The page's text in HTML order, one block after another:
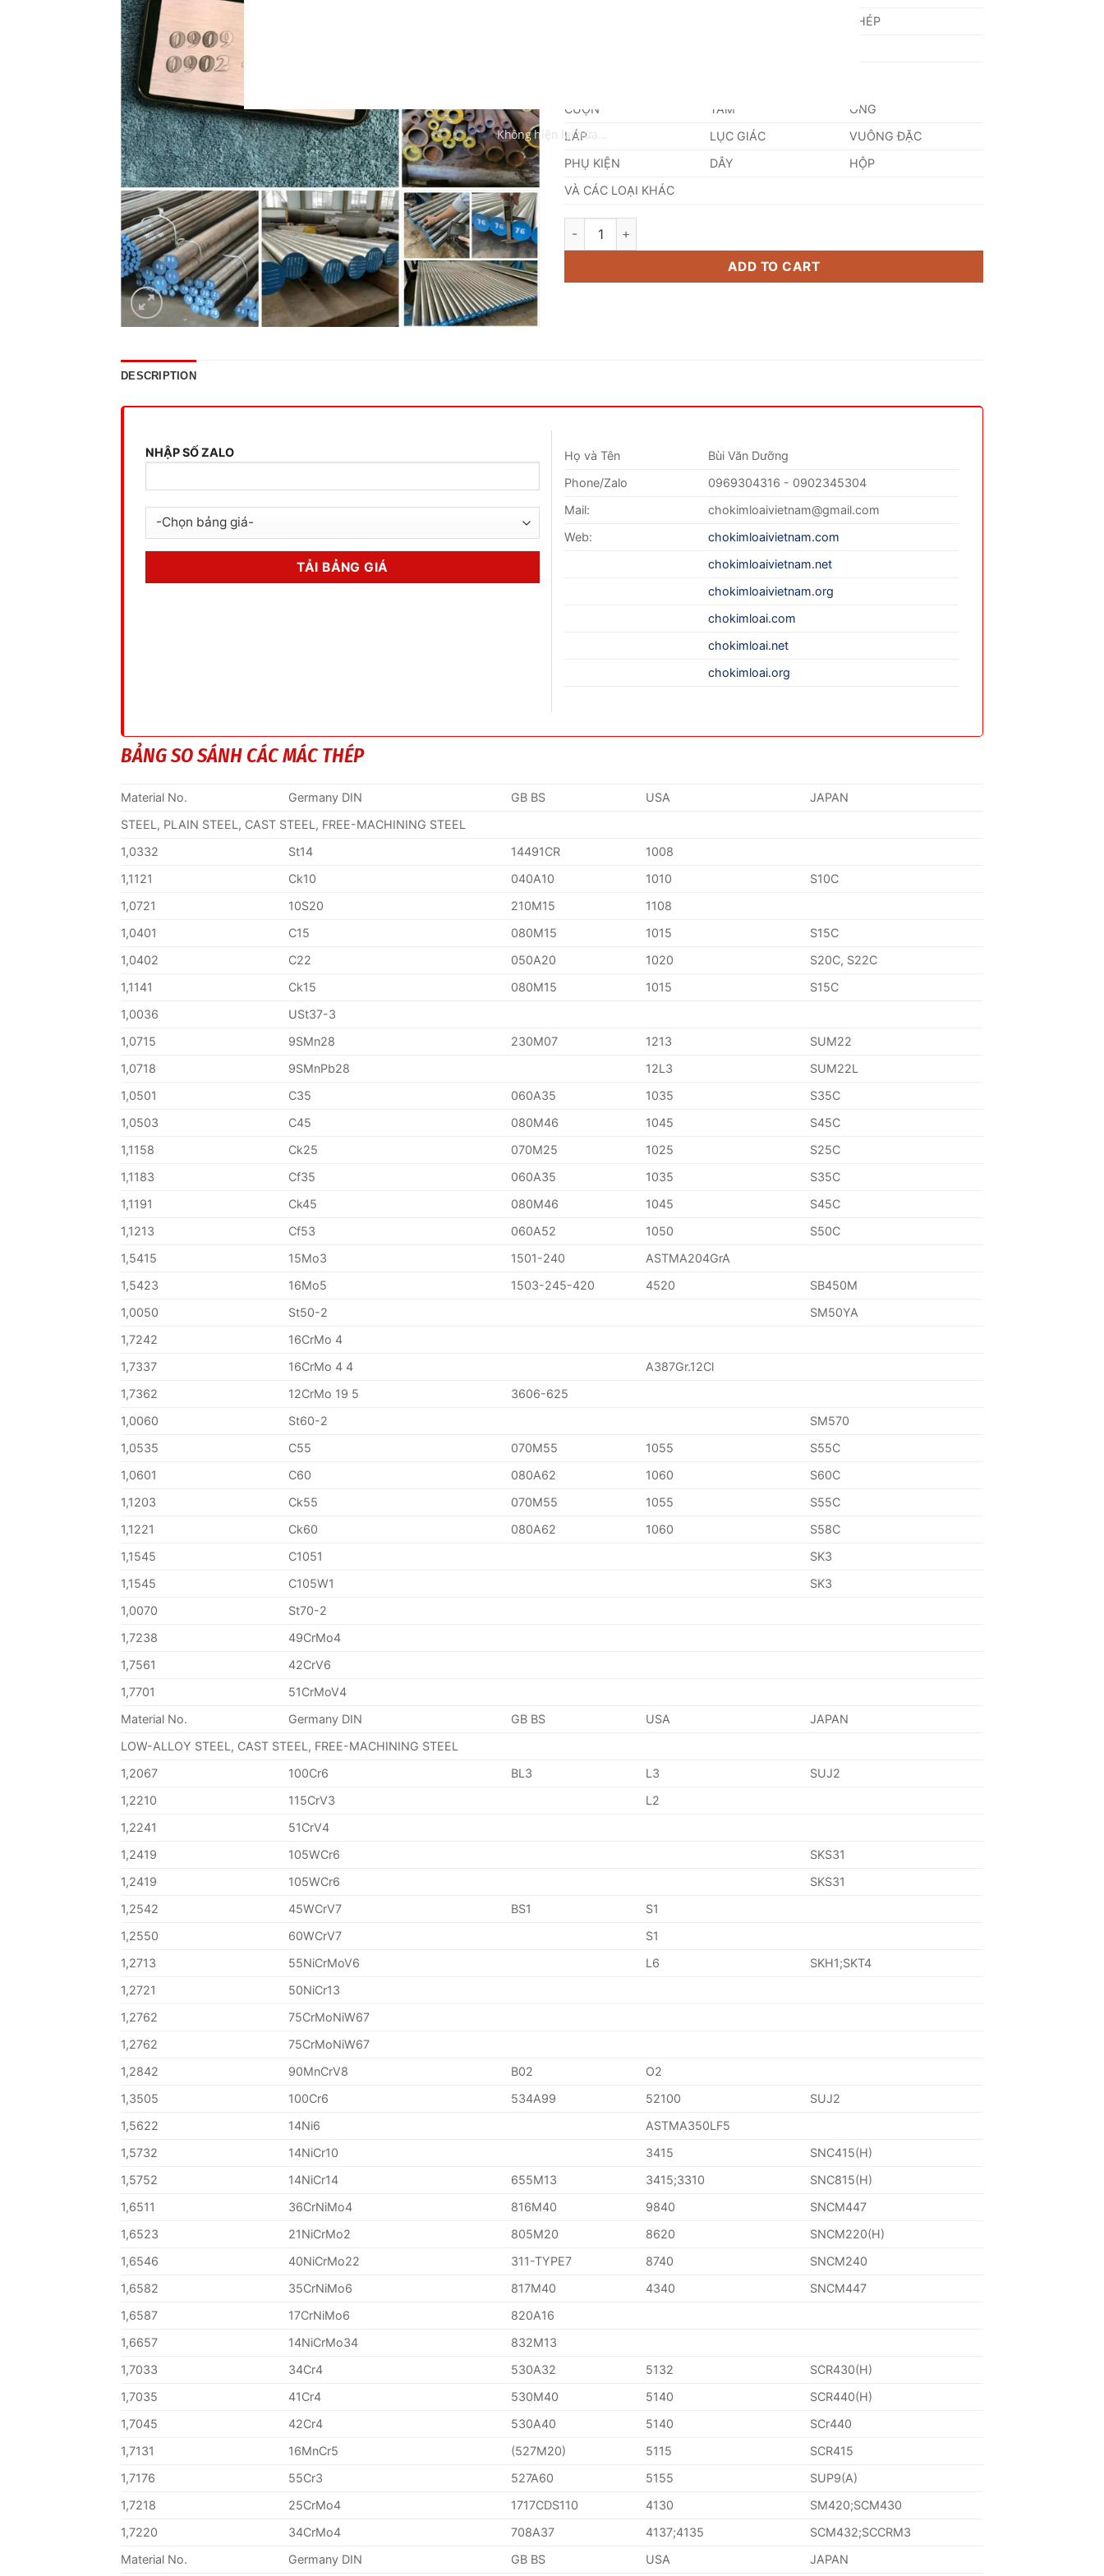
THÉP
CUỘN TẤM
ỐNG
LÁP
LỤC GIÁC
VUÔNG ĐẶC
PHỤ KIỆN
DÂY
HỘP
VÀ CÁC LOẠI KHÁC
Thép GS38 Thép Tiêu Chuẩn ONORM - Áo quantity
ADD TO CART
DESCRIPTION
NHẬP SỐ ZALO Họ và Tên
Bùi Văn Dưỡng
Phone/Zalo
0969304316 - 0902345304
Mail:
chokimloaivietnam@gmail.com
Web:
chokimloaivietnam.com
chokimloaivietnam.net
chokimloaivietnam.org
chokimloai.com
chokimloai.net
chokimloai.org
BẢNG SO SÁNH CÁC MÁC THÉP
Material No. Germany DIN GB BS USA
JAPAN
STEEL, PLAIN STEEL, CAST STEEL, FREE-MACHINING STEEL
1,0332
St14 14491CR
1008
1,1121
Ck10 040A10 1010
S10C
1,0721
10S20 210M15
1108
1,0401
C15 080M15 1015
S15C
1,0402
C22 050A20 1020
S20C, S22C
1,1141
Ck15 080M15 1015
S15C
1,0036
USt37-3
1,0715
9SMn28 230M07 1213
SUM22
1,0718
9SMnPb28 12L3
SUM22L
1,0501
C35 060A35 1035
S35C
1,0503
C45 080M46 1045
S45C
1,1158
Ck25 070M25 1025
S25C
1,1183
Cf35 060A35 1035
S35C
1,1191
Ck45 080M46 1045
S45C
1,1213
Cf53 060A52 1050
S50C
1,5415
15Mo3 1501-240
ASTMA204GrA
1,5423
16Mo5 1503-245-420 4520
SB450M
1,0050
St50-2
SM50YA
1,7242
16CrMo 4
1,7337
16CrMo 4 4
A387Gr.12Cl
1,7362
12CrMo 19 5
3606-625
1,0060
St60-2
SM570
1,0535
C55 070M55 1055
S55C
1,0601
C60 080A62 1060
S60C
1,1203
Ck55 070M55 1055
S55C
1,1221
Ck60 080A62 1060
S58C
1,1545
C1051
SK3
1,1545
C105W1
SK3
1,0070
St70-2
1,7238
49CrMo4
1,7561
42CrV6
1,7701
51CrMoV4
Material No.
Germany DIN GB BS USA
JAPAN
LOW-ALLOY STEEL, CAST STEEL, FREE-MACHINING STEEL
1,2067
100Cr6 BL3 L3
SUJ2
1,2210
115CrV3
L2
1,2241
51CrV4
1,2419
105WCr6
SKS31
1,2419
105WCr6
SKS31
1,2542
45WCrV7 BS1
S1
1,2550
60WCrV7
S1
1,2713
55NiCrMoV6 L6
SKH1;SKT4
1,2721
50NiCr13
1,2762
75CrMoNiW67
1,2762
75CrMoNiW67
1,2842
90MnCrV8 B02
O2
1,3505
100Cr6 534A99 52100
SUJ2
1,5622
14Ni6
ASTMA350LF5
1,5732
14NiCr10 3415
SNC415(H)
1,5752
14NiCr14 655M13 3415;3310
SNC815(H)
1,6511
36CrNiMo4 816M40 9840
SNCM447
1,6523
21NiCrMo2 805M20 8620
SNCM220(H)
1,6546
40NiCrMo22 311-TYPE7 8740
SNCM240
1,6582
35CrNiMo6 817M40 4340
SNCM447
1,6587
17CrNiMo6
820A16
1,6657
14NiCrMo34
832M13
1,7033
34Cr4 530A32 5132
SCR430(H)
1,7035
41Cr4 530M40 5140
SCR440(H)
1,7045
42Cr4 530A40 5140
SCr440
1,7131
16MnCr5 (527M20) 5115
SCR415
1,7176
55Cr3 527A60 5155
SUP9(A)
1,7218
25CrMo4 1717CDS110 4130
SM420;SCM430
1,7220
34CrMo4 708A37 4137;4135
SCM432;SCCRM3
Material No.
Germany DIN GB BS USA JAPAN